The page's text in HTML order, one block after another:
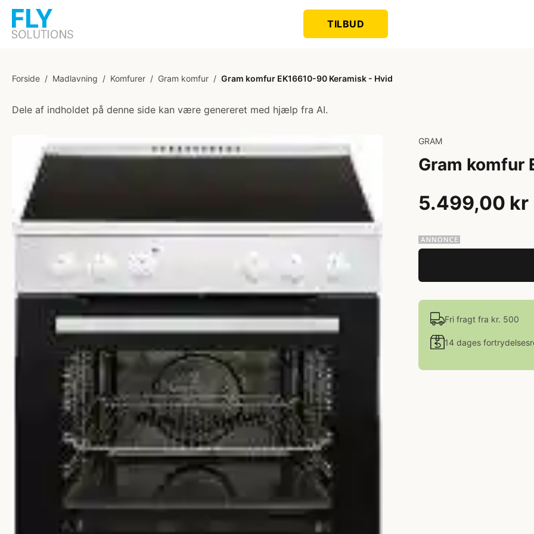
TILBUD
Forside / Madlavning / Komfurer / Gram komfur / Gram komfur EK16610-90 Keramisk - Hvid
Dele af indholdet på denne side kan være genereret med hjælp fra AI.
GRAM
Gram komfur
5.499,00 kr
Fri fragt fra kr. 500
14 dages